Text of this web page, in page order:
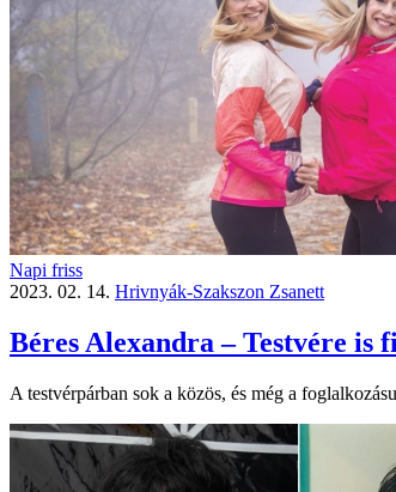
Napi friss
2023. 02. 14. Hrivnyák-Szakszon Zsanett
Béres Alexandra – Testvére is
A testvérpárban sok a közös, és még a